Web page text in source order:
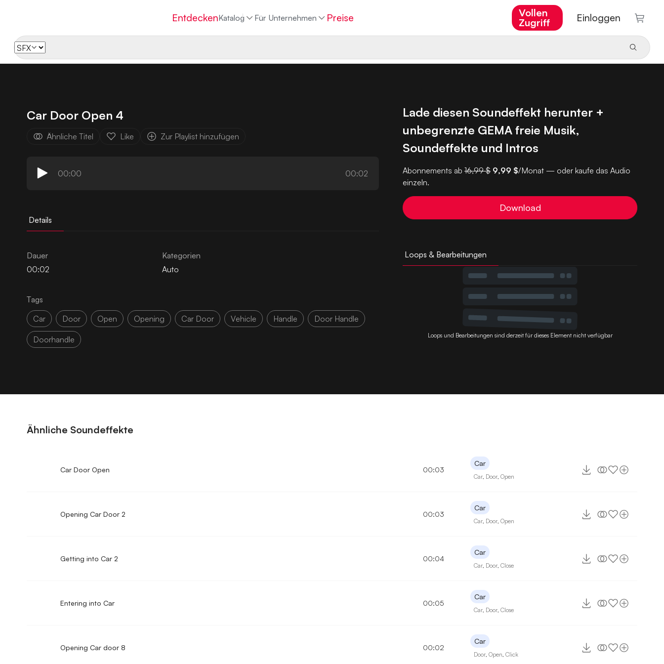
EntdeckenKatalog Für Unternehmen Preise
Vollen
Zugriff
Einloggen
Car Door Open 4
Ähnliche Titel Like Zur Playlist hinzufügen
00:00 00:02
Details
Dauer
00:02
Kategorien
Auto
Tags
Car
Door Open Opening Car Door Vehicle Handle Door Handle
Doorhandle
Lade diesen Soundeffekt herunter +
unbegrenzte GEMA freie Musik,
Soundeffekte und Intros
Abonnements ab16,99 $ 9,99 $/Monat — oder kaufe das Audio
einzeln.
Download
Loops & Bearbeitungen
Loops und Bearbeitungen sind derzeit für dieses Element nicht verfügbar
Ähnliche Soundeffekte
Car Door Open 00:03
Car
Car Door ,Open
Opening Car Door 2 00:03
Car
Car Door ,Open
Getting into Car 2 00:04
Car
Car Door ,Close
Entering into Car 00:05
Car
Car Door ,Close
Opening Car door 8 00:02
Car
Door ,Open ,Click